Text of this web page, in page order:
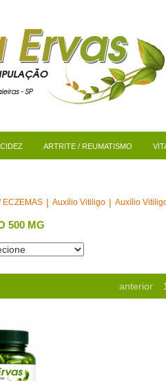
ARTRITE / REUMATISMO
ECZEMAS Auxílio Vitiligo Auxílio
500 MG
anterior 1